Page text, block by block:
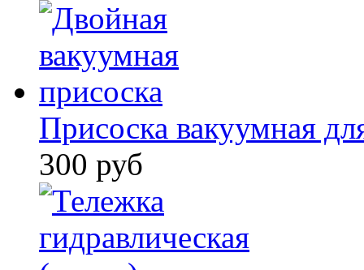
Присоска вакуумная
300 руб